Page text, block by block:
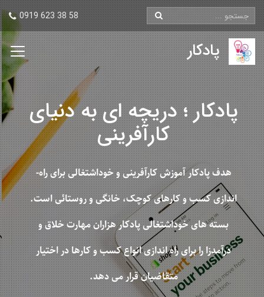
0919 623 38 58
پادکار
پادکار ؛ دریچه ای به دنیای
کارآفرینی
هدف پادکار آموزش کارآفرینی و خوداشتغالی برای راه­
اندازی کسب و کارهای کوچک، خانگی و روستائی است.
بسته­ های خوداشتغالی پادکار هزاران مهارت خلاق و
درآمدزا را برای راه ­اندازی انواع کسب و کارها در اختیار
متقاضیان قرار می ­دهد.